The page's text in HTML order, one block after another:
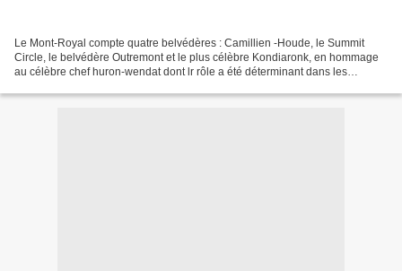
Le Mont-Royal compte quatre belvédères : Camillien -Houde, le Summit
Circle, le belvédère Outremont et le plus célèbre Kondiaronk, en hommage
au célèbre chef huron-wendat dont lr rôle a été déterminant dans les